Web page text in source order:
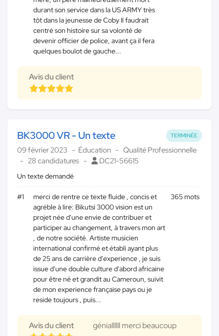
durant son service dans la US ARMY très
tôt dans la jeunesse de Coby Il faudrait
centré son histoire sur sa volonté de
devenir officier de police, avant ça il fera
quelques boulot de gauche...
Avis du client
TERMINÉE
BK3000 VR - Un texte
09 février 2023 Éducation
Qualité Professionnelle
28 candidatures
DC21-56615
Un texte demandé
#1
merci de rentre ce texte fluide , concis et
agréble à lire: Bikutsi 3000 vision est un
projet née d'une envie de contribuer et
participer au changement, à travers mon art
, de notre société. Artiste musicien
international confirmé et établi ayant plus
de 25 ans de carrière d'experience , je suis
issue d'une double culture d'abord africaine
pour être né et grandit au Cameroun, suivit
de mon experience française pays ou je
reside toujours , puis...
365 mots
Avis du client géniallllll merci beaucoup